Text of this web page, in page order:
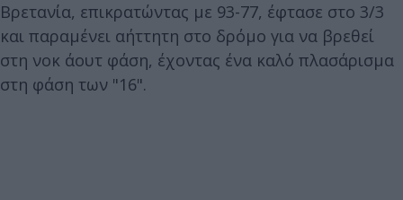
Βρετανία, επικρατώντας με 93-77, έφτασε στο 3/3
και παραμένει αήττητη στο δρόμο για να βρεθεί
στη νοκ άουτ φάση, έχοντας ένα καλό πλασάρισμα
στη φάση των "16".